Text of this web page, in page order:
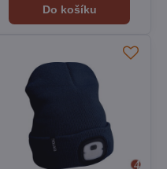
Do košíku